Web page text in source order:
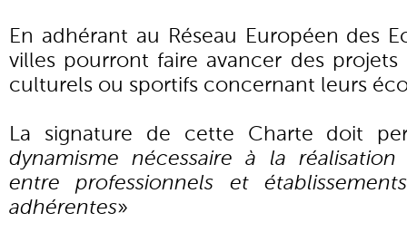
En adhérant au Réseau Européen des
villes pourront faire avancer des projets
culturels ou sportifs concernant leurs
La signature de cette Charte doit
dynamisme nécessaire à la réalisation
entre professionnels et
adhérentes»